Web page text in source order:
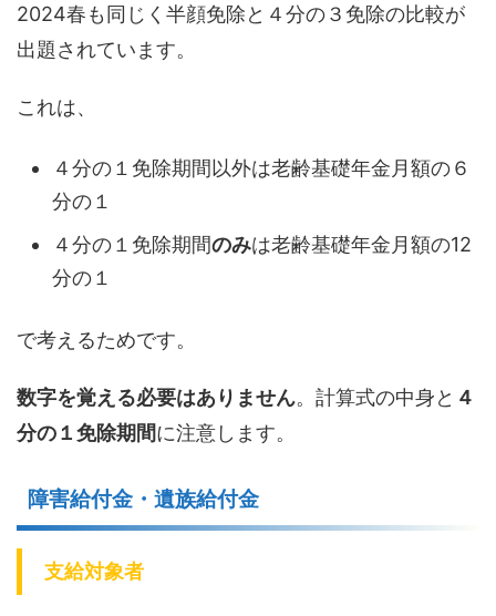
2024春も同じく半顔免除と４分の３免除の比較が
出題されています。
これは、
４分の１免除期間以外は老齢基礎年金月額の６
分の１
４分の１免除期間のみは老齢基礎年金月額の12
分の１
で考えるためです。
数字を覚える必要はありません。計算式の中身と ４
分の１免除期間に注意します。
障害給付金・遺族給付金
支給対象者